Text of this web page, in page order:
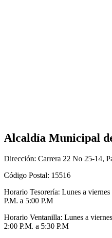
Alcaldía Municipal
Dirección: Carrera 22 No 25-14,
Código Postal: 15516
Horario Tesorería: Lunes a
P.M. a 5:00 P.M
Horario Ventanilla: Lunes a
2:00 P.M. a 5:30 P.M